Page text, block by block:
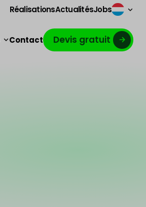
RéalisationsActualitésJobs
Contact Devis gratuit